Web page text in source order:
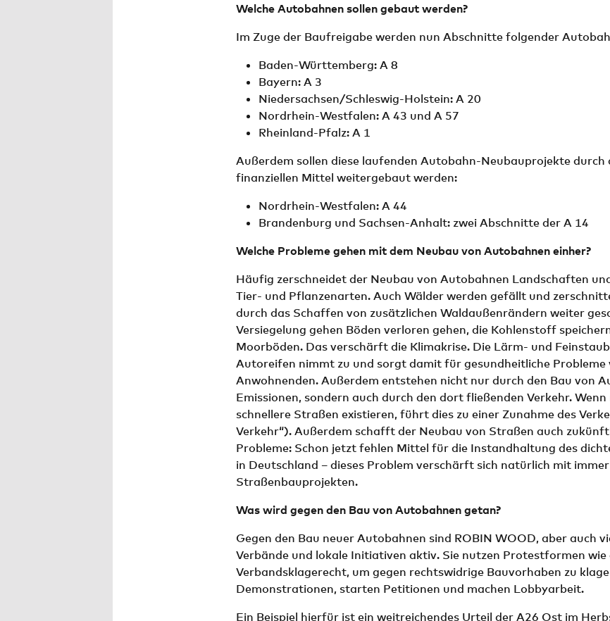
Welche Autobahnen sollen gebaut werden?
Im Zuge der Baufreigabe werden nun Abschnitte folgender
Baden-Württemberg: A 8
Bayern: A 3
Niedersachsen/Schleswig-Holstein: A 20
Nordrhein-Westfalen: A 43 und A 57
Rheinland-Pfalz: A 1
Außerdem sollen diese laufenden Autobahn-Neubauprojekte durch
finanziellen Mittel weitergebaut werden:
Nordrhein-Westfalen: A 44
Brandenburg und Sachsen-Anhalt: zwei Abschnitte der A 14
Welche Probleme gehen mit dem Neubau von Autobahnen einher?
Häufig zerschneidet der Neubau von Autobahnen Landschaften
Tier- und Pflanzenarten. Auch Wälder werden gefällt und
durch das Schaffen von zusätzlichen Waldaußenrändern weiter
Versiegelung gehen Böden verloren gehen, die Kohlenstoff
Moorböden. Das verschärft die Klimakrise. Die Lärm- und
Autoreifen nimmt zu und sorgt damit für gesundheitliche Probleme
Anwohnenden. Außerdem entstehen nicht nur durch den Bau von
Emissionen, sondern auch durch den dort fließenden Verkehr.
schnellere Straßen existieren, führt dies zu einer Zunahme des
Verkehr“). Außerdem schafft der Neubau von Straßen auch
Probleme: Schon jetzt fehlen Mittel für die Instandhaltung des
in Deutschland – dieses Problem verschärft sich natürlich mit
Straßenbauprojekten.
Was wird gegen den Bau von Autobahnen getan?
Gegen den Bau neuer Autobahnen sind ROBIN WOOD, aber auch
Verbände und lokale Initiativen aktiv. Sie nutzen Protestformen wie
Verbandsklagerecht, um gegen rechtswidrige Bauvorhaben zu
Demonstrationen, starten Petitionen und machen Lobbyarbeit.
Ein Beispiel hierfür ist ein weitreichendes Urteil der A26 Ost im